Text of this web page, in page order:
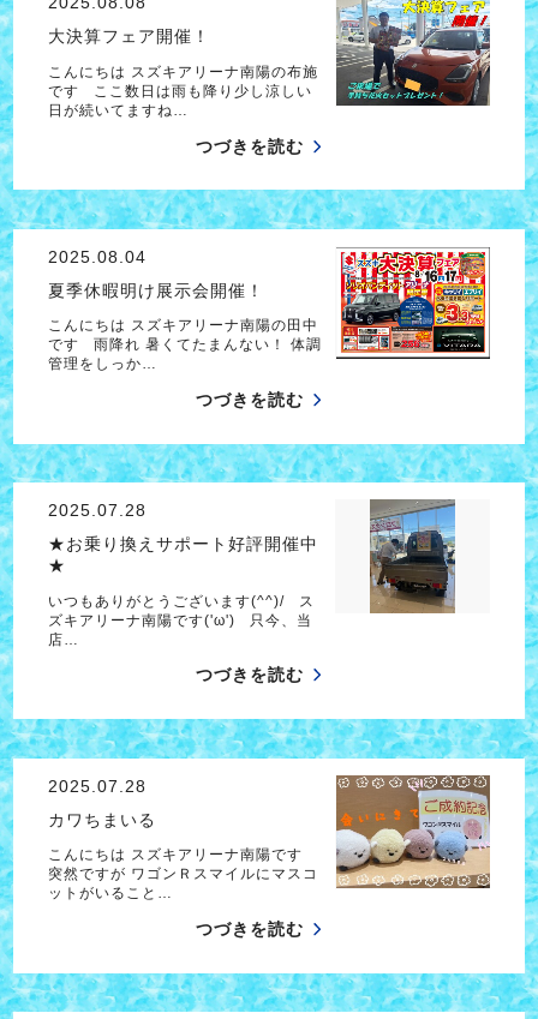
大決算フェア開催！
こんにちは スズキアリーナ南陽の布施
です ここ数日は雨も降り少し涼しい
日が続いてますね…
つづきを読む
2025.08.04
夏季休暇明け展示会開催！
こんにちは スズキアリーナ南陽の田中
です 雨降れ 暑くてたまんない！ 体調
管理をしっか…
つづきを読む
2025.07.28
★お乗り換えサポート好評開催中
★
いつもありがとうございます(^^)/ ス
ズキアリーナ南陽です('ω') 只今、当
店…
つづきを読む
2025.07.28
カワちまいる
こんにちは スズキアリーナ南陽です
突然ですが ワゴンＲスマイルにマスコ
ットがいること…
つづきを読む